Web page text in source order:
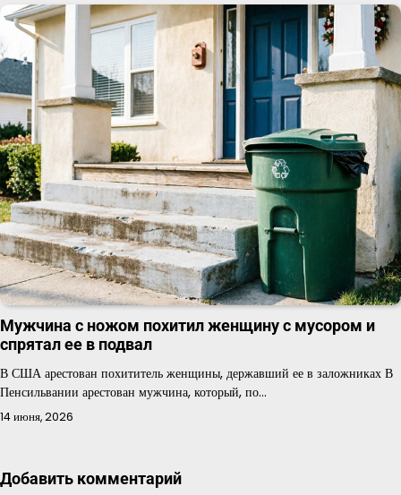
Мужчина с ножом похитил женщину с мусором и
спрятал ее в подвал
В США арестован похититель женщины, державший ее в заложниках В
Пенсильвании арестован мужчина, который, по…
14 июня, 2026
Добавить комментарий